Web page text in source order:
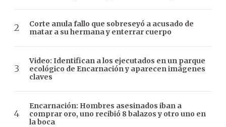
Corte anula fallo que sobreseyó a acusado de
matar a su hermana y enterrar cuerpo
Video: Identifican a los ejecutados en un parque
ecológico de Encarnación y aparecen imágenes
claves
Encarnación: Hombres asesinados iban a
comprar oro, uno recibió 8 balazos y otro uno en
la boca